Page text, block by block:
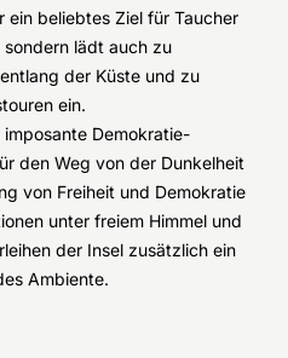
ein beliebtes Ziel für Taucher
lädt auch zu
der Küste und zu
ein.
Demokratie-
den Weg von der Dunkelheit
von Freiheit und Demokratie
unter freiem Himmel und
der Insel zusätzlich ein
Ambiente.